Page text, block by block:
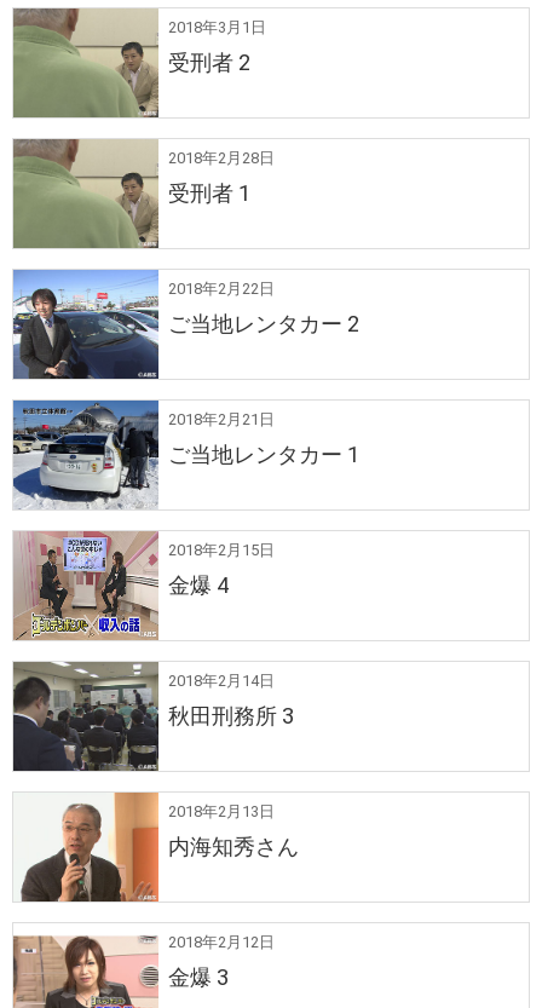
2018年3月1日
受刑者 2
2018年2月28日
受刑者 1
2018年2月22日
ご当地レンタカー 2
2018年2月21日
ご当地レンタカー 1
2018年2月15日
金爆 4
2018年2月14日
秋田刑務所 3
2018年2月13日
内海知秀さん
2018年2月12日
金爆 3